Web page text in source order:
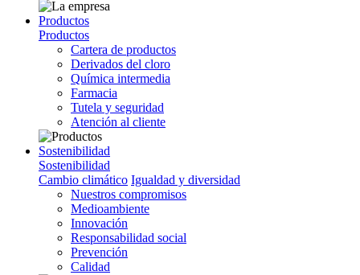
Productos
Productos
Cartera de productos
Derivados del cloro
Química intermedia
Farmacia
Tutela y seguridad
Atención al cliente
Sostenibilidad
Sostenibilidad
Cambio climático Igualdad y diversidad
Nuestros compromisos
Medioambiente
Innovación
Responsabilidad social
Prevención
Calidad